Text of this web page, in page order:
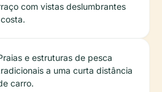
com vistas deslumbrantes
e estruturas de pesca
a uma curta distância
carro.